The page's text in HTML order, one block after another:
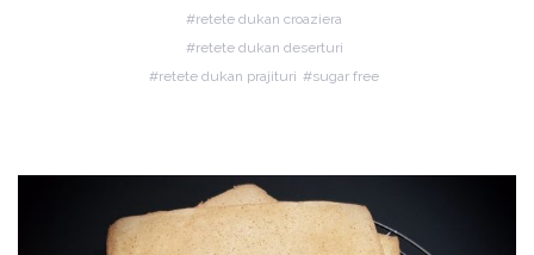
retete dukan croaziera
retete dukan deserturi
retete dukan prajituri
sugar free